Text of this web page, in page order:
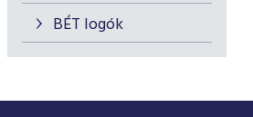
BÉT logók